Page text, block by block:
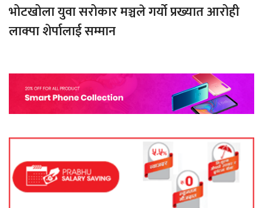
भोटखोला युवा सरोकार मञ्चले गर्यो प्रख्यात आरोही
लाक्पा शेर्पालाई सम्मान